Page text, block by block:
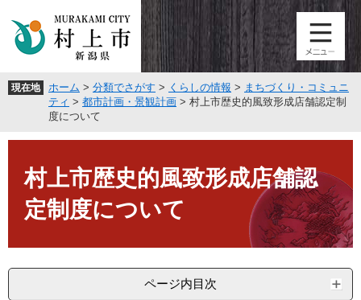
頭
。
飛
て
現在地 ホーム > 分類でさがす > くらしの情報 > まちづくり・コミュニ
ティ > 都市計画・景観計画 > 村上市歴史的風致形成店舗認定制
度について
村上市歴史的風致形成店舗認
定制度について
ページ内目次